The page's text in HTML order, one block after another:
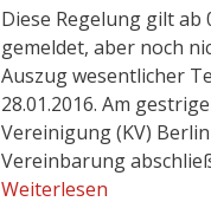
Diese Regelung gilt ab
gemeldet, aber noch
Auszug wesentlicher
28.01.2016. Am
Vereinigung (KV)
Vereinbarung
Weiterlesen